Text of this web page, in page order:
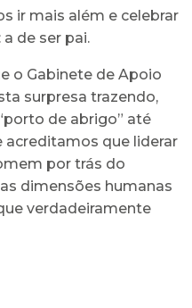
ir mais além e celebrar
de ser pai.
o Gabinete de Apoio
surpresa trazendo,
de abrigo” até
acreditamos que liderar
por trás do
dimensões humanas
verdadeiramente